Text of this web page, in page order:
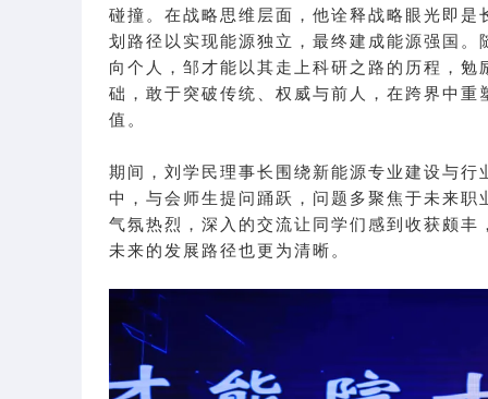
碰撞。在战略思维层面，他诠释战略眼光即
划路径以实现能源独立，最终建成能源强国
向个人，邹才能以其走上科研之路的历程，
础，敢于突破传统、权威与前人，在跨界中
值。
期间，刘学民理事长围绕新能源专业建设与
中，与会师生提问踊跃，问题多聚焦于未来
气氛热烈，深入的交流让同学们感到收获颇
未来的发展路径也更为清晰。